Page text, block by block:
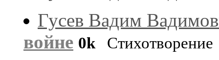
Гусев Вадим
войне 0k Стихотворение